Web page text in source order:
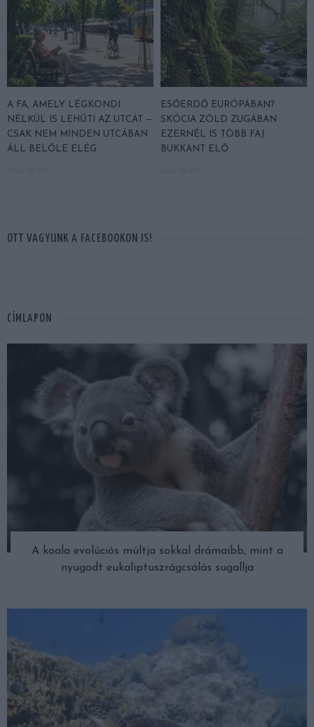
A FA, AMELY LÉGKONDI
NÉLKÜL IS LEHŰTI AZ UTCÁT —
CSAK NEM MINDEN UTCÁBAN
ÁLL BELŐLE ELÉG
ESŐERDŐ EURÓPÁBAN?
SKÓCIA ZÖLD ZUGÁBAN
EZERNÉL IS TÖBB FAJ
BUKKANT ELŐ
OTT VAGYUNK A FACEBOOKON IS!
CÍMLAPON
A koala evolúciós múltja sokkal drámaibb, mint a
nyugodt eukaliptuszrágcsálás sugallja